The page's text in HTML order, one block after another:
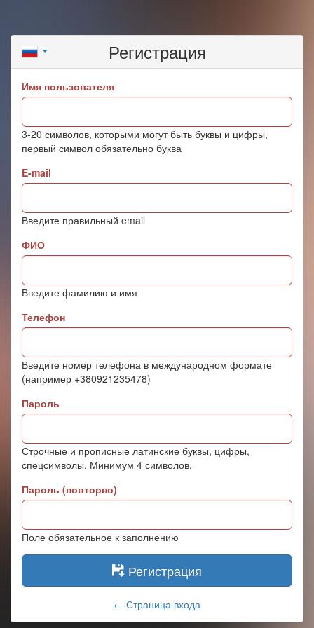
Регистрация
Имя пользователя
3-20 символов, которыми могут быть буквы и цифры,
первый символ обязательно буква
E-mail
Введите правильный email
ФИО
Введите фамилию и имя
Телефон
Введите номер телефона в международном формате
(например +380921235478)
Пароль
Строчные и прописные латинские буквы, цифры,
спецсимволы. Минимум 4 символов.
Пароль (повторно)
Поле обязательное к заполнению
Регистрация
← Страница входа